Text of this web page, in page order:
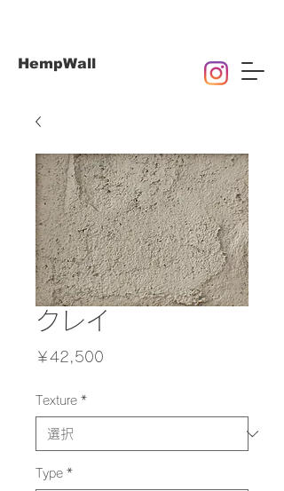
HempWall
クレイ
￥42,500
Texture *
Type *